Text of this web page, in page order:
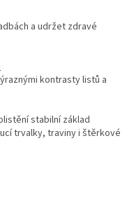
a udržet zdravé
kontrasty listů a
stabilní základ
trvalky, traviny i štěrkové